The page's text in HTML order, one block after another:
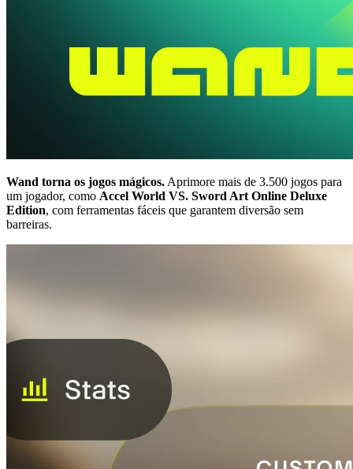
Wand torna os jogos mágicos. Aprimore mais de 3.500 jogos para
um jogador, como Accel World VS. Sword Art Online Deluxe
Edition, com ferramentas fáceis que garantem diversão sem
barreiras.